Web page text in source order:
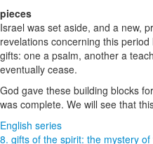
pieces
Israel was set aside, and a new,
revelations concerning this
gifts: one a psalm, another a
eventually cease.
God gave these building blocks
was complete. We will see that
English series
8. gifts of the spirit: the mystery